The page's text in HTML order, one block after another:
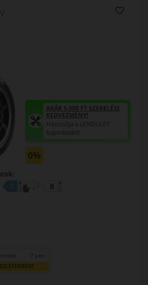
AKÁR 5.000 FT SZERELÉSI
KEDVEZMÉNY!
Használja a LENDÜLET
kuponkódot!
0%
7 perc